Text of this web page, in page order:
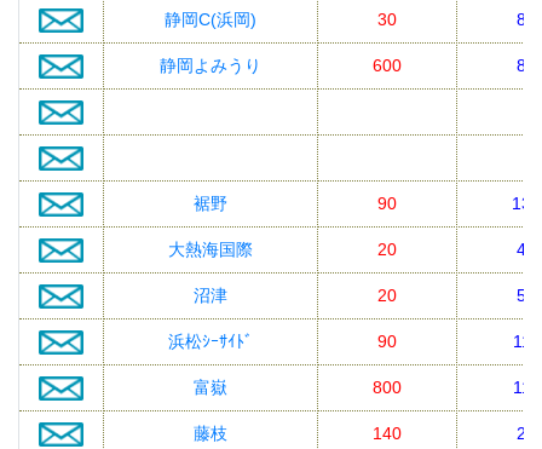
静岡C(浜岡) 30 88
静岡よみうり 600 88
裾野 90 132
大熱海国際 20 44
沼津 20 55
浜松ｼｰｻｲﾄﾞ 90 110
富嶽 800 110
藤枝 140 22